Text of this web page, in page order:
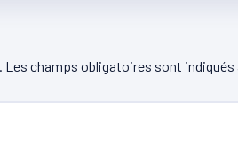
Les champs obligatoires sont indiqués